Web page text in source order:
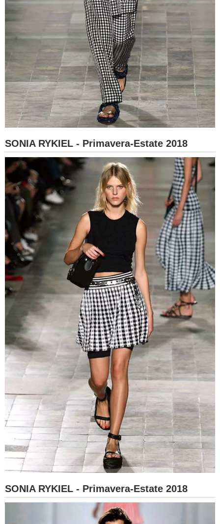
SONIA RYKIEL - Primavera-Estate 2018
SONIA RYKIEL - Primavera-Estate 2018